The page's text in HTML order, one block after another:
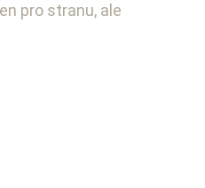
pro stranu, ale